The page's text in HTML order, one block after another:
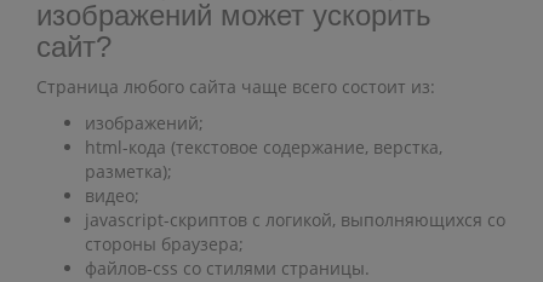
изображений может ускорить
сайт?
Страница любого сайта чаще всего состоит из:
изображений;
html-кода (текстовое содержание, верстка,
разметка);
видео;
javascript-скриптов с логикой, выполняющихся со
стороны браузера;
файлов-css со стилями страницы.